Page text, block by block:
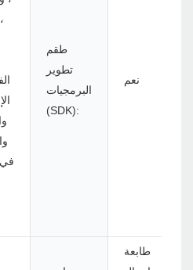
في
طقم
تطوير
البرمجيات
(SDK):
نعم
طابعة